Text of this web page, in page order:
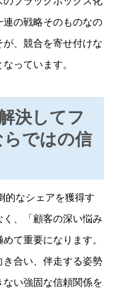
の戦略そのものなの
、競合を寄せ付けな
っています。
決してフ
ではの信
的なシェアを獲得す
、「顧客の深い悩み
て重要になります。
合い、伴走する姿勢
い強固な信頼関係を